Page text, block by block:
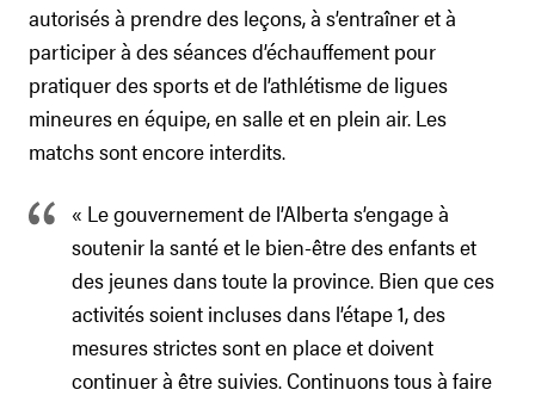
autorisés à prendre des leçons, à s’entraîner et à
participer à des séances d’échauffement pour
pratiquer des sports et de l’athlétisme de ligues
mineures en équipe, en salle et en plein air. Les
matchs sont encore interdits.
« Le gouvernement de l’Alberta s’engage à
soutenir la santé et le bien-être des enfants et
des jeunes dans toute la province. Bien que ces
activités soient incluses dans l’étape 1, des
mesures strictes sont en place et doivent
continuer à être suivies. Continuons tous à faire